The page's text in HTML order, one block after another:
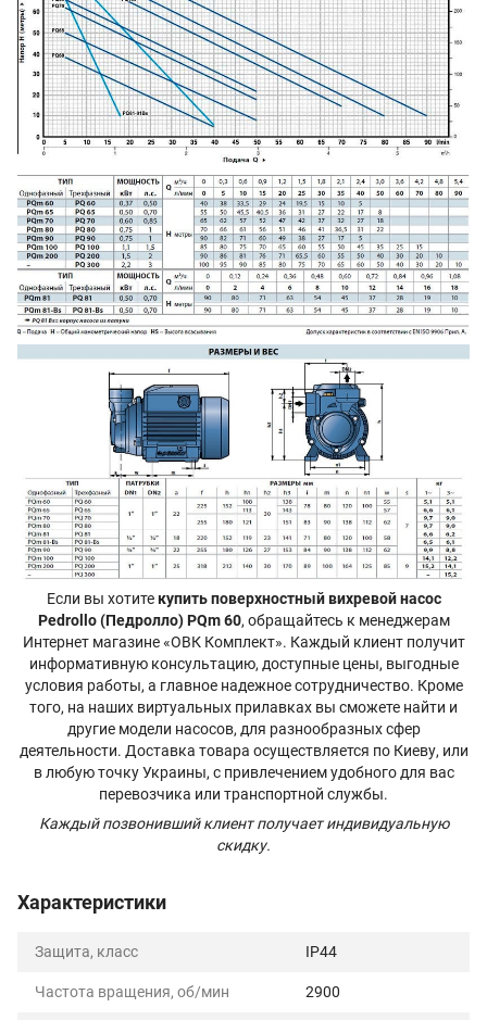
Если вы хотитекупить поверхностный вихревой насос
Pedrollo (Педролло) PQm 60, обращайтесь к менеджерам
Интернет магазине «ОВК Комплект». Каждый клиент получит
информативную консультацию, доступные цены, выгодные
условия работы, а главное надежное сотрудничество. Кроме
того, на наших виртуальных прилавках вы сможете найти и
другие модели насосов, для разнообразных сфер
деятельности. Доставка товара осуществляется по Киеву, или
в любую точку Украины, с привлечением удобного для вас
перевозчика или транспортной службы.
Каждый позвонивший клиент получает индивидуальную
скидку.
Характеристики
Защита, класс IP44
Частота вращения, об/мин 2900